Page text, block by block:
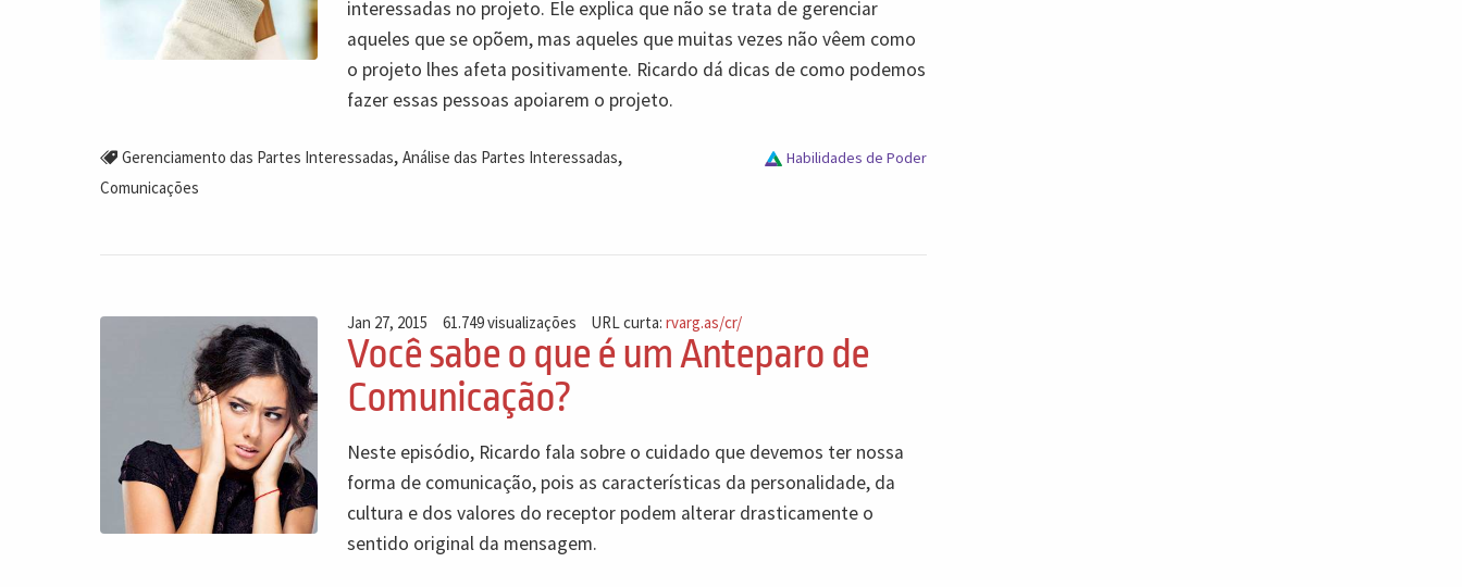
interessadas no projeto. Ele explica que não se trata de gerenciar
aqueles que se opõem, mas aqueles que muitas vezes não vêem como
o projeto lhes afeta positivamente. Ricardo dá dicas de como podemos
fazer essas pessoas apoiarem o projeto.
Gerenciamento das Partes Interessadas, Análise das Partes Interessadas,
Comunicações
Habilidades de Poder
Jan 27, 2015 61.749 visualizações URL curta:rvarg.as/cr/
Você sabe o que é um Anteparo de
Comunicação?
Neste episódio, Ricardo fala sobre o cuidado que devemos ter nossa
forma de comunicação, pois as características da personalidade, da
cultura e dos valores do receptor podem alterar drasticamente o
sentido original da mensagem.